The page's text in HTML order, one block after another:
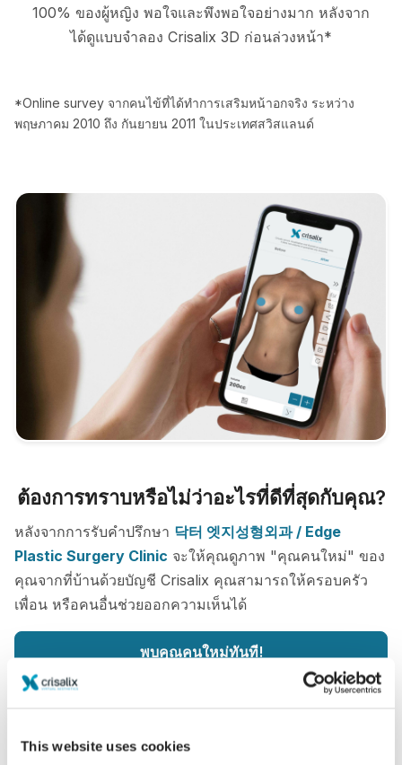
This website uses cookies
100% ของผู้หญิง พอใจและพึงพอใจอย่างมาก หลังจาก
ได้ดูแบบจำลอง Crisalix 3D ก่อนล่วงหน้า*
*Online survey จากคนไข้ที่ได้ทำการเสริมหน้าอกจริง ระหว่าง
พฤษภาคม 2010 ถึง กันยายน 2011 ในประเทศสวิสแลนด์
ต้องการทราบหรือไม่ว่าอะไรที่ดีที่สุดกับคุณ?
หลังจากการรับคำปรึกษา 닥터 엣지성형외과 / Edge
Plastic Surgery Clinic จะให้คุณดูภาพ "คุณคนใหม่" ของ
คุณจากที่บ้านด้วยบัญชี Crisalix คุณสามารถให้ครอบครัว
เพื่อน หรือคนอื่นช่วยออกความเห็นได้
พบคุณคนใหม่ทันที!